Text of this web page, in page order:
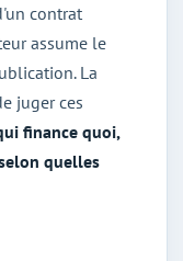
contrat
assume le
La
juger ces
finance quoi,
quelles